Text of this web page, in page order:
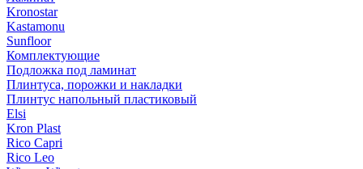
Kronostar
Kastamonu
Sunfloor
Комплектующие
Подложка под ламинат
Плинтуса, порожки и накладки
Плинтус напольный пластиковый
Elsi
Kron Plast
Rico Capri
Rico Leo